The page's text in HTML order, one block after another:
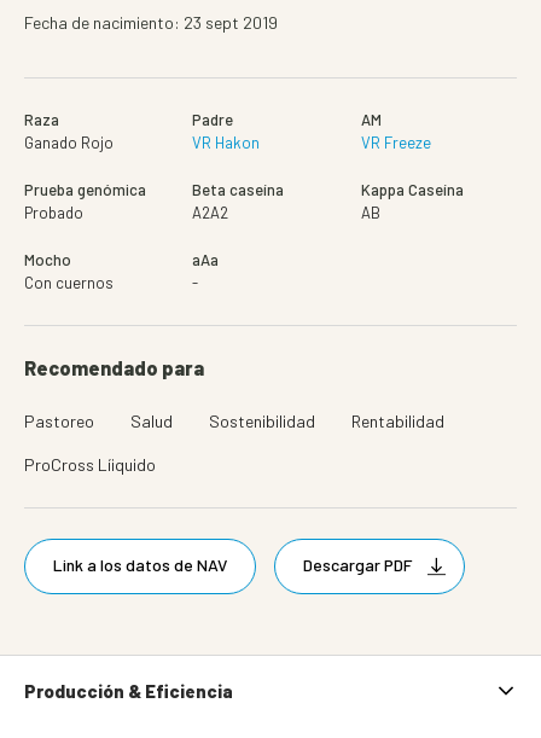
Fecha de nacimiento: 23 sept 2019
Raza
Ganado Rojo
Padre
VR Hakon
AM
VR Freeze
Prueba genómica
Probado
Beta caseína
A2A2
Kappa Caseína
AB
Mocho
Con cuernos
aAa
-
Recomendado para
Pastoreo Salud Sostenibilidad Rentabilidad
ProCross Líiquido
Link a los datos de NAV Descargar PDF
Producción & Eficiencia